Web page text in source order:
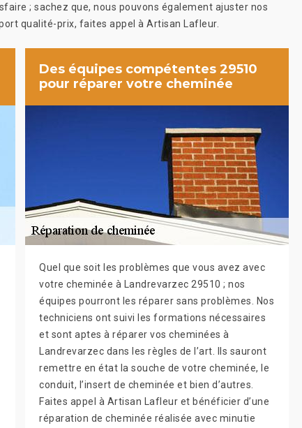
; sachez que, nous pouvons également ajuster nos
qualité-prix, faites appel à Artisan Lafleur.
Des équipes compétentes 29510
pour réparer votre cheminée
Quel que soit les problèmes que vous avez avec
votre cheminée à Landrevarzec 29510 ; nos
équipes pourront les réparer sans problèmes. Nos
techniciens ont suivi les formations nécessaires
et sont aptes à réparer vos cheminées à
Landrevarzec dans les règles de l’art. Ils sauront
remettre en état la souche de votre cheminée, le
conduit, l’insert de cheminée et bien d’autres.
Faites appel à Artisan Lafleur et bénéficier d’une
réparation de cheminée réalisée avec minutie